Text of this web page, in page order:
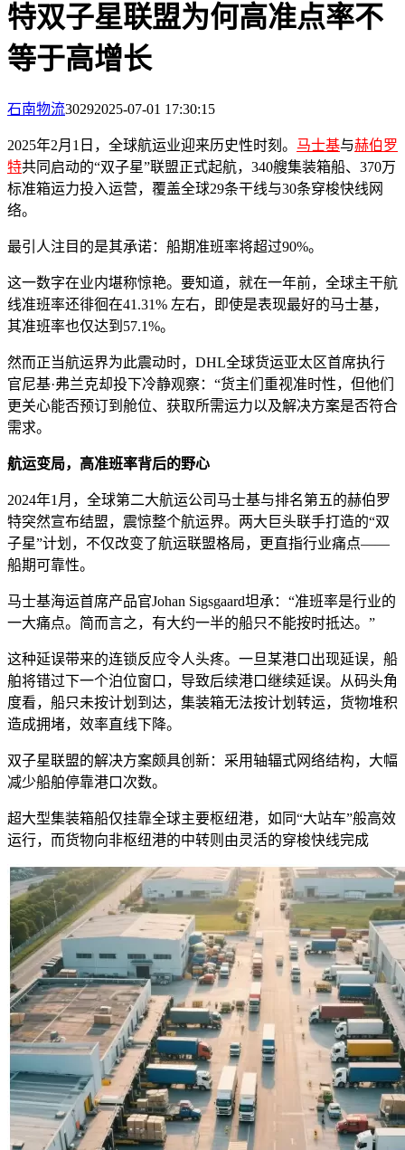
特双子星联盟为何高准点率不
等于高增长
石南物流30292025-07-01 17:30:15
2025年2月1日，全球航运业迎来历史性时刻。 马士基与赫伯罗
特共同启动的“双子星”联盟正式起航，340艘集装箱船、370万
标准箱运力投入运营，覆盖全球29条干线与30条穿梭快线网
络。
最引人注目的是其承诺：船期准班率将超过90%。
这一数字在业内堪称惊艳。要知道，就在一年前，全球主干航
线准班率还徘徊在41.31% 左右，即使是表现最好的马士基，
其准班率也仅达到57.1%。
然而正当航运界为此震动时，DHL全球货运亚太区首席执行
官尼基·弗兰克却投下冷静观察：“货主们重视准时性，但他们
更关心能否预订到舱位、获取所需运力以及解决方案是否符合
需求。
航运变局，高准班率背后的野心
2024年1月，全球第二大航运公司马士基与排名第五的赫伯罗
特突然宣布结盟，震惊整个航运界。两大巨头联手打造的“双
子星”计划，不仅改变了航运联盟格局，更直指行业痛点——
船期可靠性。
马士基海运首席产品官Johan Sigsgaard坦承：“准班率是行业的
一大痛点。简而言之，有大约一半的船只不能按时抵达。”
这种延误带来的连锁反应令人头疼。一旦某港口出现延误，船
舶将错过下一个泊位窗口，导致后续港口继续延误。从码头角
度看，船只未按计划到达，集装箱无法按计划转运，货物堆积
造成拥堵，效率直线下降。
双子星联盟的解决方案颇具创新：采用轴辐式网络结构，大幅
减少船舶停靠港口次数。
超大型集装箱船仅挂靠全球主要枢纽港，如同“大站车”般高效
运行，而货物向非枢纽港的中转则由灵活的穿梭快线完成